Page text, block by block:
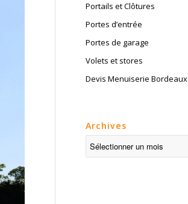
Portails et Clôtures
Portes d’entrée
Portes de garage
Volets et stores
Devis Menuiserie Bordeaux
Archives